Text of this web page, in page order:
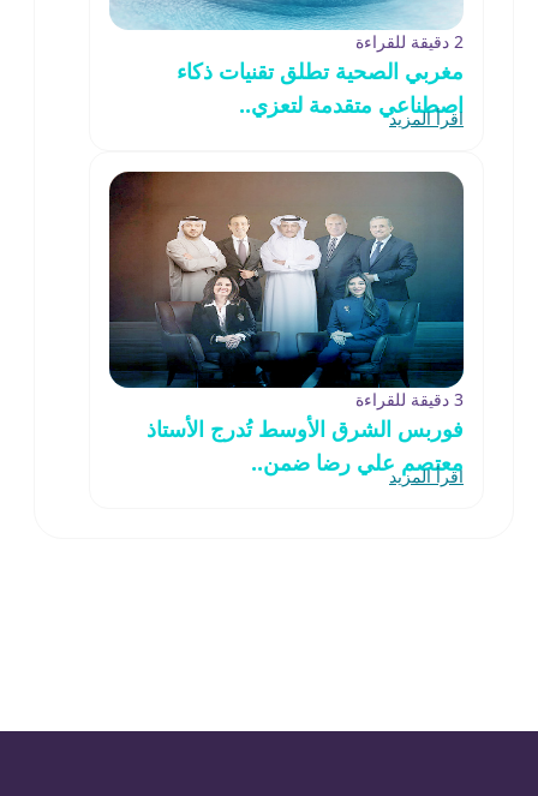
2 دقيقة للقراءة
مغربي الصحية تطلق تقنيات ذكاء
اصطناعي متقدمة لتعزي..
اقرأ المزيد
3 دقيقة للقراءة
فوربس الشرق الأوسط تُدرج الأستاذ
معتصم علي رضا ضمن..
اقرأ المزيد